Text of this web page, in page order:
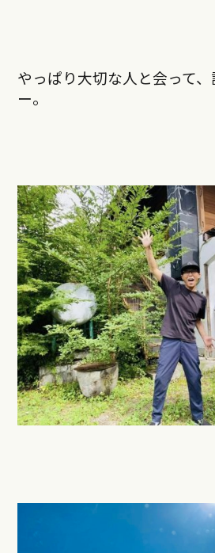
やっぱり大切な人と会って
ー。